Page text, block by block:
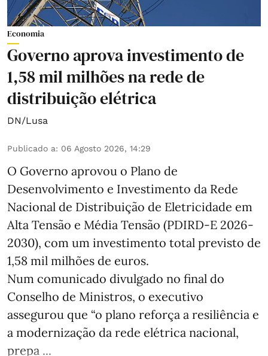
Economia
Governo aprova investimento de
1,58 mil milhões na rede de
distribuição elétrica
DN/Lusa
Publicado a: 06 Agosto 2026, 14:29
O Governo aprovou o Plano de
Desenvolvimento e Investimento da Rede
Nacional de Distribuição de Eletricidade em
Alta Tensão e Média Tensão (PDIRD-E 2026-
2030), com um investimento total previsto de
1,58 mil milhões de euros.
Num comunicado divulgado no final do
Conselho de Ministros, o executivo
assegurou que “o plano reforça a resiliência e
a modernização da rede elétrica nacional,
prepa ...